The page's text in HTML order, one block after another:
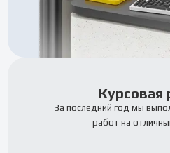
Курсовая
За последний год мы
работ на